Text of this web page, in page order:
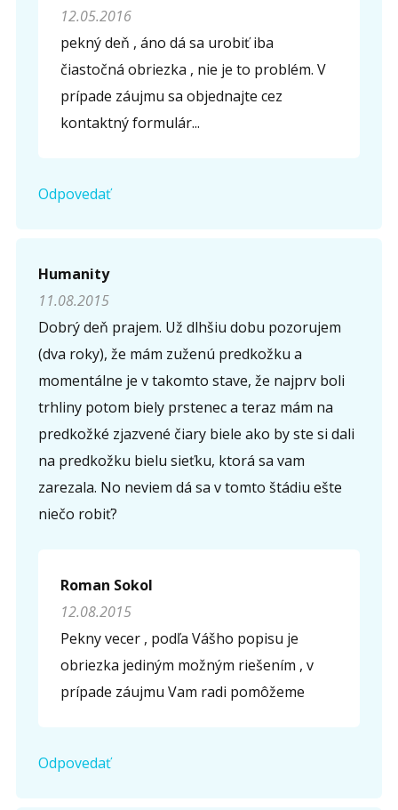
12.05.2016
pekný deň , áno dá sa urobiť iba
čiastočná obriezka , nie je to problém. V
prípade záujmu sa objednajte cez
kontaktný formulár...
Odpovedať
Humanity
11.08.2015
Dobrý deň prajem. Už dlhšiu dobu pozorujem
(dva roky), že mám zuženú predkožku a
momentálne je v takomto stave, že najprv boli
trhliny potom biely prstenec a teraz mám na
predkožké zjazvené čiary biele ako by ste si dali
na predkožku bielu sieťku, ktorá sa vam
zarezala. No neviem dá sa v tomto štádiu ešte
niečo robiť?
Roman Sokol
12.08.2015
Pekny vecer , podľa Vášho popisu je
obriezka jediným možným riešením , v
prípade záujmu Vam radi pomôžeme
Odpovedať